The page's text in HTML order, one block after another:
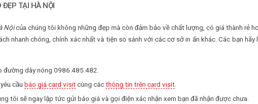
ĐẸP TẠI HÀ NỘI
Nộicủa chúng tôi không những đẹp mà còn đảm bảo về chất lượng, có giá thành rẻ
nhanh chóng, chính xác nhất và tiện so sánh với các cơ sở in ấn khác. Các bạn
đường dây nóng 0986.485.482.
cầu báo giá card visitcùng cácthông tin trên card visit
tôi sẽ ngay lập tức gửi báo giá và gọi điện xác nhận xem bạn đã nhận được chưa.